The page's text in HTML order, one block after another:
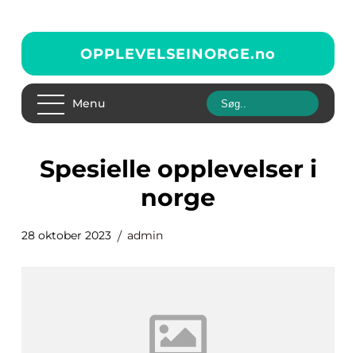
OPPLEVELSEINORGE.no
Menu
spesielle opplevelser i
norge
28 oktober 2023 admin